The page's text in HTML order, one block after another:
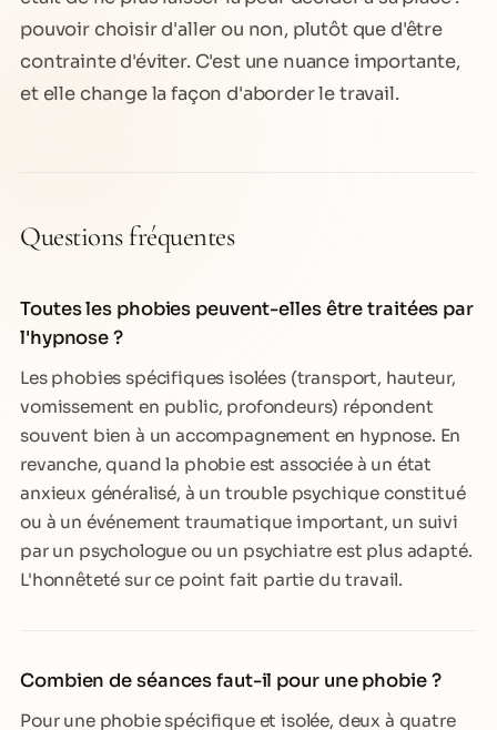
pouvoir choisir d'aller ou non, plutôt que d'être
contrainte d'éviter. C'est une nuance importante,
et elle change la façon d'aborder le travail.
Questions fréquentes
Toutes les phobies peuvent-elles être traitées par
l'hypnose ?
Les phobies spécifiques isolées (transport, hauteur,
vomissement en public, profondeurs) répondent
souvent bien à un accompagnement en hypnose. En
revanche, quand la phobie est associée à un état
anxieux généralisé, à un trouble psychique constitué
ou à un événement traumatique important, un suivi
par un psychologue ou un psychiatre est plus adapté.
L'honnêteté sur ce point fait partie du travail.
Combien de séances faut-il pour une phobie ?
Pour une phobie spécifique et isolée, deux à quatre